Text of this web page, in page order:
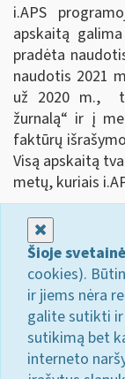
i.APS
apskaitą
pradėta
naudotis 2021
už 2020 m.,
žurnalą“ ir į
faktūrų
Visą apskaitą
metų, kuriais
Šioje
cookies).
ir jiems nėra
galite sutikti ir
sutikimą bet
interneto